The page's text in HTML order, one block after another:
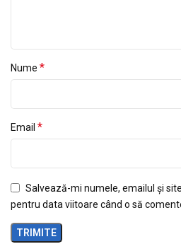
Nume *
Email *
Salvează-mi numele, emailul și
pentru data viitoare când o să